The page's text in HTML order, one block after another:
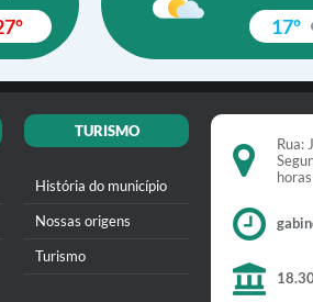
17º
TURISMO
História do município
Nossas origens
Turismo
Rua: